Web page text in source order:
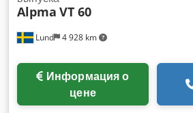
Механическая, надёжная конструкция
Легкость обслуживания и
Lund 4 928 km
Alpma VT 60
цене